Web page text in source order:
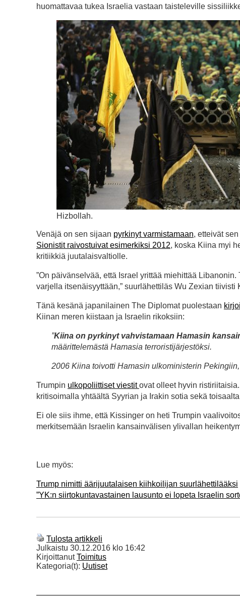
huomattavaa tukea Israelia vastaan taisteleville
Hizbollah.
Venäjä on sen sijaan pyrkinyt varmistamaan, etteivät
Sionistit raivostuivat esimerkiksi 2012, koska Kiina myi
kritiikkiä juutalaisvaltiolle.
”On päivänselvää, että Israel yrittää miehittää
varjella itsenäisyyttään,” suurlähettiläs Wu Zexian tiivisti
Tänä kesänä japanilainen The Diplomat puolestaan
Kiinan meren kiistaan ja Israelin rikoksiin:
”Kiina on pyrkinyt vahvistamaan Hamasin
määrittelemästä Hamasia terroristijärjestöksi.
2006 Kiina toivotti Hamasin ulkoministerin
Trumpin ulkopoliittiset viestitovat olleet hyvin
kritisoimalla yhtäältä Syyrian ja Irakin sotia sekä
Ei ole siis ihme, että Kissinger on heti Trumpin
merkitsemään Israelin kansainvälisen ylivallan
Lue myös:
Trump nimitti äärijuutalaisen kiihkoilijan suurlähettilääksi
”YK:n siirtokuntavastainen lausunto ei lopeta Israelin
Tulosta artikkeli
Julkaistu 30.12.2016 klo 16:42
KirjoittanutToimitus
Kategoria(t): Uutiset